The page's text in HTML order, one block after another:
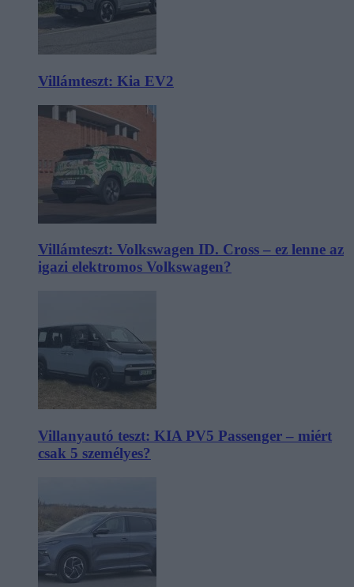
Villámteszt: Kia EV2
Villámteszt: Volkswagen ID. Cross – ez lenne az
igazi elektromos Volkswagen?
Villanyautó teszt: KIA PV5 Passenger – miért
csak 5 személyes?